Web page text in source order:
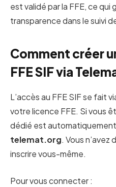
est validé par la FFE, ce qui
transparence dans le suivi
Comment créer
FFE SIF via
L’accès au FFE SIF se fait
votre licence FFE. Si vous
dédié est
telemat.org. Vous n’avez
inscrire vous-même.
Pour vous connecter :